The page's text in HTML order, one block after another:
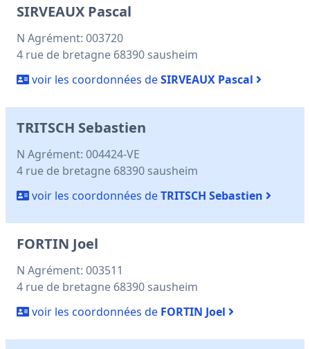
SIRVEAUX Pascal
N Agrément: 003720
4 rue de bretagne 68390 sausheim
voir les coordonnées deSIRVEAUX Pascal
TRITSCH Sebastien
N Agrément: 004424-VE
4 rue de bretagne 68390 sausheim
voir les coordonnées deTRITSCH Sebastien
FORTIN Joel
N Agrément: 003511
4 rue de bretagne 68390 sausheim
voir les coordonnées de FORTIN Joel